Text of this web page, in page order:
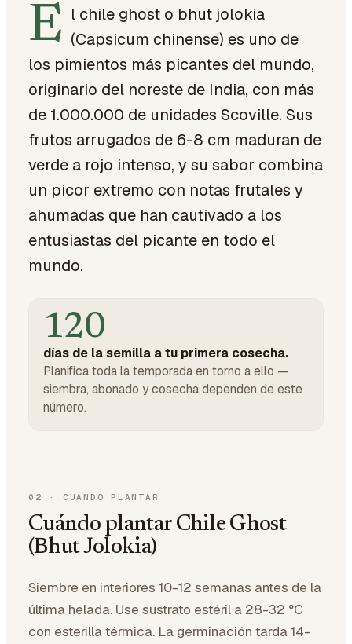
E l chile ghost o bhut jolokia
(Capsicum chinense) es uno de
los pimientos más picantes del mundo,
originario del noreste de India, con más
de 1.000.000 de unidades Scoville. Sus
frutos arrugados de 6-8 cm maduran de
verde a rojo intenso, y su sabor combina
un picor extremo con notas frutales y
ahumadas que han cautivado a los
entusiastas del picante en todo el
mundo.
120
días de la semilla a tu primera cosecha.
Planifica toda la temporada en torno a ello —
siembra, abonado y cosecha dependen de este
número.
02 · CUÁNDO PLANTAR
Cuándo plantar Chile Ghost
(Bhut Jolokia)
Siembre en interiores 10-12 semanas antes de la
última helada. Use sustrato estéril a 28-32 °C
con esterilla térmica. La germinación tarda 14-